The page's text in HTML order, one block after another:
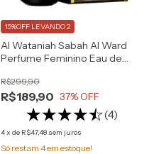
Al Wataniah Sabah Al Ward
Perfume Feminino Eau de
R$189,90
R$299,90
37% OFF
(4)
4x de R$47,48 sem juros
15%OFF LEVANDO 2
Só restam 4em estoque!